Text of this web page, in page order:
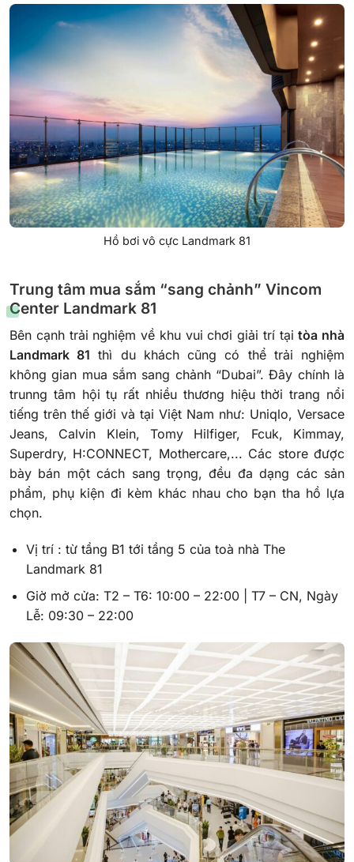
Hồ bơi vô cực Landmark 81
Trung tâm mua sắm “sang chảnh” Vincom
Center Landmark 81
Bên cạnh trải nghiệm về khu vui chơi giải trí tạitòa nhà
Landmark 81 thì du khách cũng có thể trải nghiệm
không gian mua sắm sang chảnh “Dubai”. Đây chính là
trunng tâm hội tụ rất nhiều thương hiệu thời trang nổi
tiếng trên thế giới và tại Việt Nam như: Uniqlo, Versace
Jeans, Calvin Klein, Tomy Hilfiger, Fcuk, Kimmay,
Superdry, H:CONNECT, Mothercare,... Các store được
bày bán một cách sang trọng,đều đa dạng các sản
phẩm, phụ kiện đi kèm khác nhau cho bạn tha hồ lựa
chọn.
Vị trí : từ tầng B1 tới tầng 5 của toà nhà The
Landmark 81
Giờ mở cửa: T2 – T6: 10:00 – 22:00 | T7 – CN, Ngày
Lễ: 09:30 – 22:00